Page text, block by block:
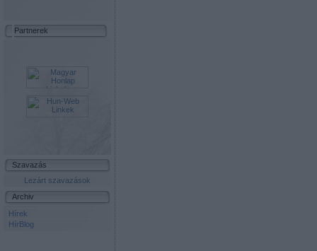
Partnerek
Szavazás
Lezárt szavazások
Archiv
Hírek
HírBlog